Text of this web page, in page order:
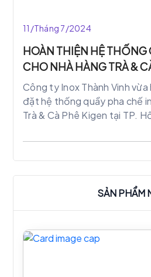
11/Tháng 7/2024
HOÀN THIỆN HỆ THỐNG
CHO NHÀ HÀNG TRÀ &
Công ty Inox Thành Vinh
đặt hệ thống quầy pha chế
Trà & Cà Phê Kigen tại TP.
chất lượng phục vụ và hiệu
SẢN PHẨM